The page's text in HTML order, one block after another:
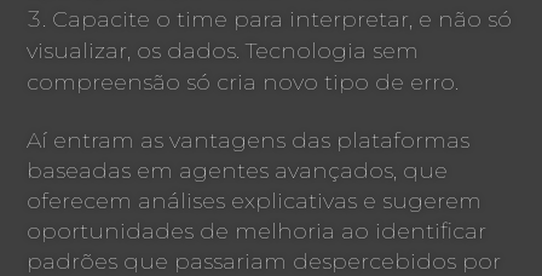
Capacite o time para interpretar, e não só
visualizar, os dados. Tecnologia sem
compreensão só cria novo tipo de erro.
Aí entram as vantagens das plataformas
baseadas em agentes avançados, que
oferecem análises explicativas e sugerem
oportunidades de melhoria ao identificar
padrões que passariam despercebidos por